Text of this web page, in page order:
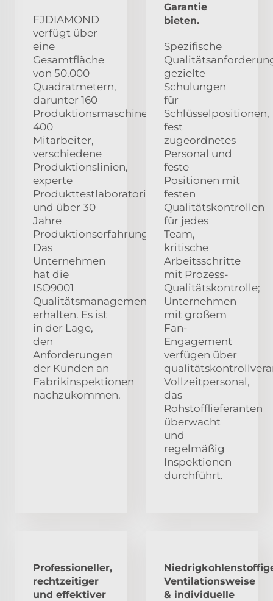
FJDIAMOND
verfügt über
eine
Gesamtfläche
von 50.000
Quadratmetern,
darunter 160
Produktionsmaschinen,
400
Mitarbeiter,
verschiedene
Produktionslinien,
experte
Produkttestlaboratorien
und über 30
Jahre
Produktionserfahrung.
Das
Unternehmen
hat die
ISO9001
Qualitätsmanagementsystemzertifizierung
erhalten. Es ist
in der Lage,
den
Anforderungen
der Kunden an
Fabrikinspektionen
nachzukommen.
Garantie
bieten.
Spezifische
gezielte
Schulungen
für
Schlüsselpositionen,
fest
zugeordnetes
Personal und
feste
Positionen mit
festen
Qualitätskontrollen
für jedes
Team,
kritische
Arbeitsschritte
mit Prozess-
Qualitätskontrolle;
Unternehmen
mit großem
Fan-
Engagement
verfügen über
Vollzeitpersonal,
das
Rohstofflieferanten
überwacht
und
regelmäßig
Inspektionen
durchführt.
Professioneller,
rechtzeitiger
und effektiver
Ventilationsweise
& individuelle